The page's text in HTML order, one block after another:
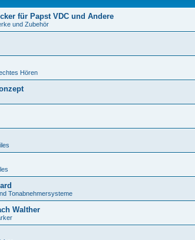
für Papst VDC und Andere
und Zubehör
Hören
Tonabnehmersysteme
Walther